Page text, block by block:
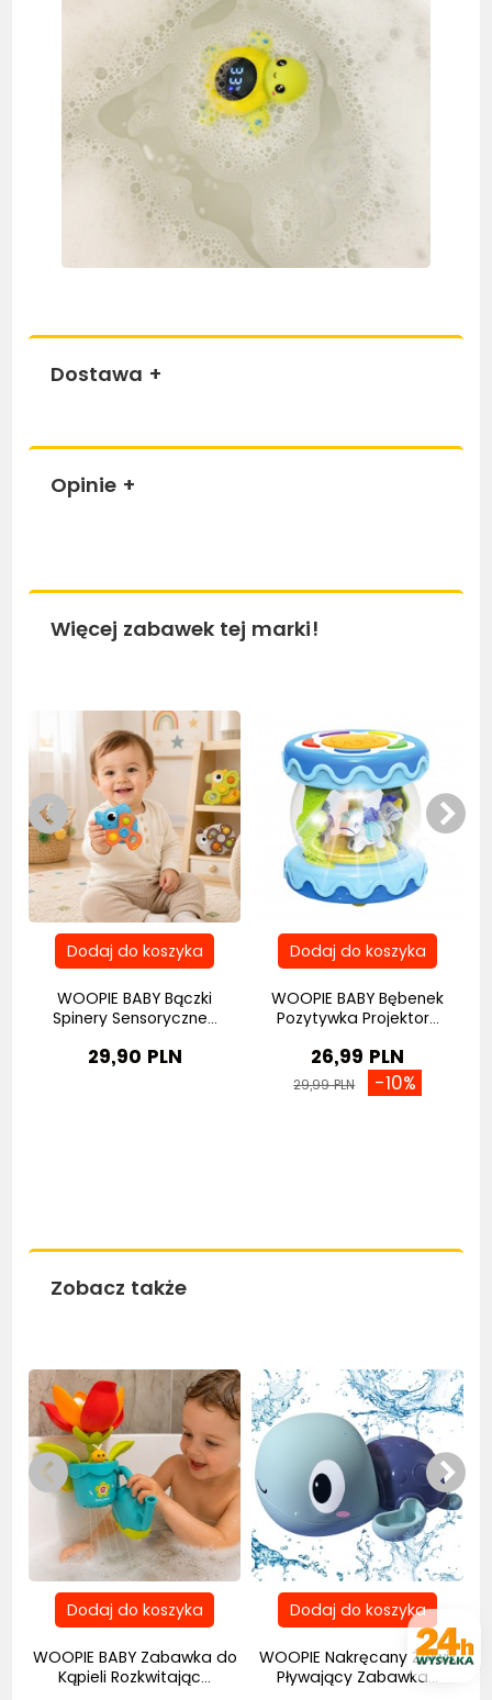
Dostawa +
Opinie +
Więcej zabawek tej marki!
WOOPIE BABY Bączki
Spinery Sensoryczne...
29,90 PLN
WOOPIE BABY Bębenek
Pozytywka Projektor...
26,99 PLN
29,99 PLN -10%
Zobacz także
WOOPIE BABY Zabawka do
Kąpieli Rozkwitając...
WOOPIE Nakręcany Żółwik
Pływający Zabawka...